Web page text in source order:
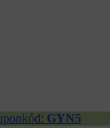
GYN5